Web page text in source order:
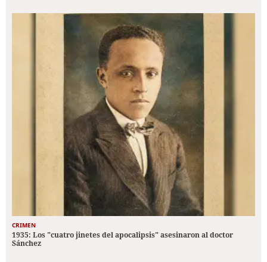
CRIMEN
1935: Los "cuatro jinetes del apocalipsis" asesinaron al doctor
Sánchez